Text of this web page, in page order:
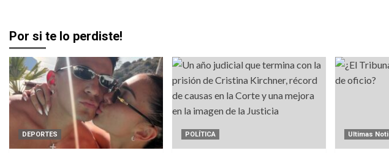
Por si te lo perdiste!
DEPORTES POLÍTICA Ultimas